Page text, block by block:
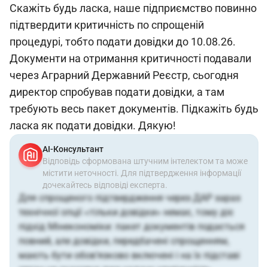
Скажіть будь ласка, наше підприємство повинно
підтвердити критичність по спрощеній
процедурі, тобто подати довідки до 10.08.26.
Документи на отримання критичності подавали
через Аграрний Державний Реєстр, сьогодня
директор спробував подати довідки, а там
требують весь пакет документів. Підкажіть будь
ласка як подати довідки. Дякую!
АІ-Консультант
Відповідь сформована штучним інтелектом та може
містити неточності. Для підтвердження інформації
дочекайтесь відповіді експерта.
Для спрощеного підтвердження через ДАР зараз
технічної опції «тільки довідки» немає, тому діє
підхід Мінекономіки: пакет документів подається
повний, але довідки, передбачені спрощенням,
мають бути обов’язково включені і на їх підставі